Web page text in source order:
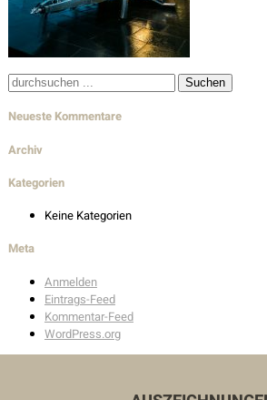
Wohnbau
Innenarchitektur
Außenanlagen
Kontakt
Unser Kontakt
Suche
Neueste Kommentare
Archiv
Kategorien
Keine Kategorien
Meta
Anmelden
Eintrags-Feed
Kommentar-Feed
WordPress.org